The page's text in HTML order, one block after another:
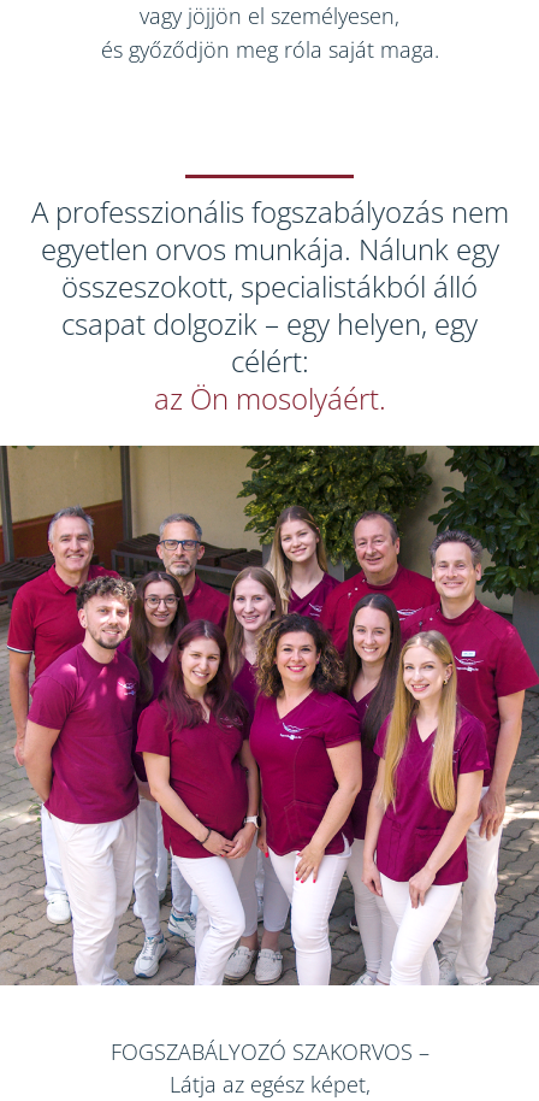
vagy jöjjön el személyesen,
és győződjön meg róla saját maga.
A professzionális fogszabályozás nem
egyetlen orvos munkája. Nálunk egy
összeszokott, specialistákból álló
csapat dolgozik – egy helyen, egy
célért:
az Ön mosolyáért.
FOGSZABÁLYOZÓ SZAKORVOS –
Látja az egész képet,